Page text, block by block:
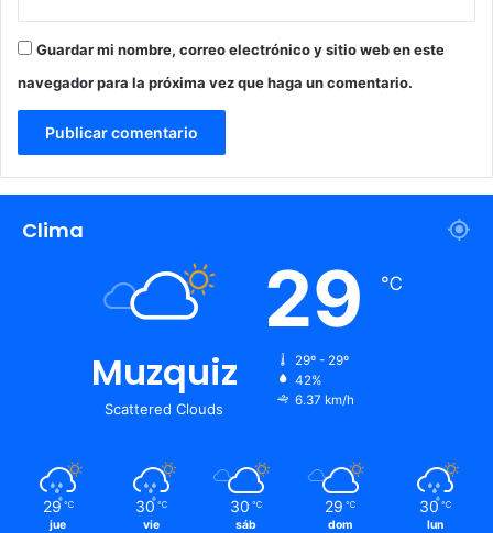
Guardar mi nombre, correo electrónico y sitio web en este
navegador para la próxima vez que haga un comentario.
Clima
Muzquiz
Scattered Clouds
29 ℃
29º - 29º
42%
6.37 km/h
29 ℃
jue
30 ℃
vie
30 ℃
sáb
29 ℃
dom
30 ℃
lun